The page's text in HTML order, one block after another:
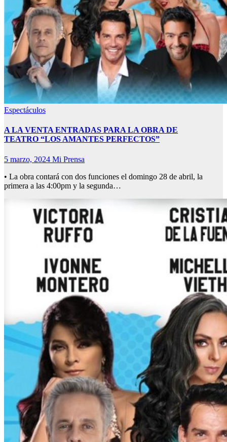
Espectáculos
A LA VENTA ENTRADAS PARA LA OBRA DE
TEATRO “LOS AMANTES PERFECTOS”
5 marzo, 2024 Mi Prensa
• La obra contará con dos funciones el domingo 28 de abril, la
primera a las 4:00pm y la segunda…